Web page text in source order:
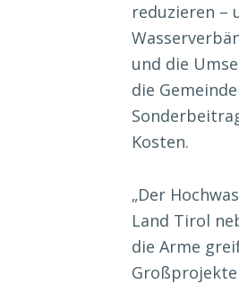
reduzieren –
und die
die
Kosten.
„Der
Land Tirol
die Arme